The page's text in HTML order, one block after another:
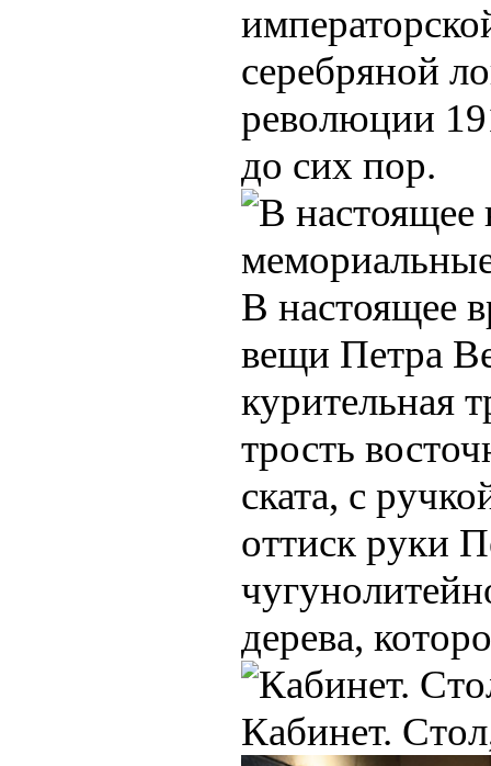
серебряной
революции
до сих пор.
В настоящее
вещи Петра
курительная
трость
ската, с
оттиск руки
дерева,
Кабинет.